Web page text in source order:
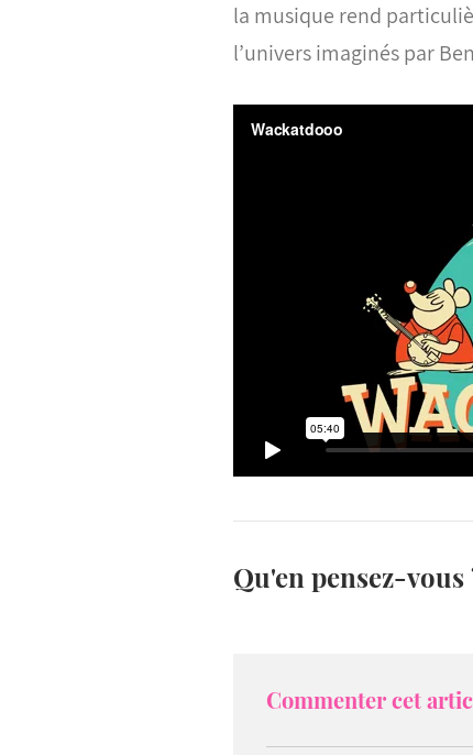
la musique rend
l’univers imaginés par
Qu'en pensez-vous
Commenter cet